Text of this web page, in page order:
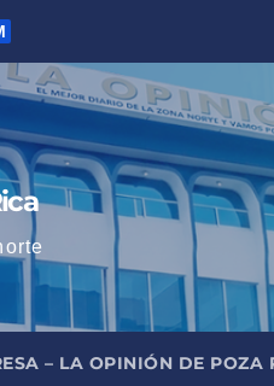
– LA OPINIÓN DE POZA